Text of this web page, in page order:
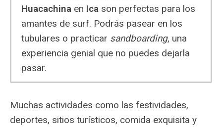
Huacachina en Ica son perfectas para los
amantes de surf. Podrás pasear en los
tubulares o practicar sandboarding, una
experiencia genial que no puedes dejarla
pasar.
Muchas actividades como las festividades,
deportes, sitios turísticos, comida exquisita y